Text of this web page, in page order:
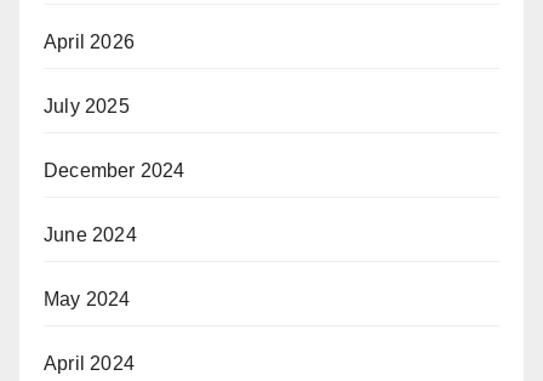
April 2026
July 2025
December 2024
June 2024
May 2024
April 2024